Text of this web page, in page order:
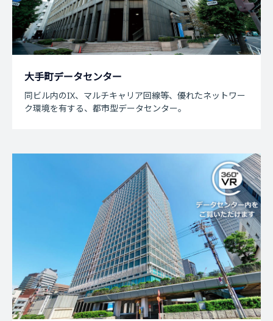
大手町データセンター
同ビル内のIX、マルチキャリア回線等、優れたネットワー
ク環境を有する、都市型データセンター。